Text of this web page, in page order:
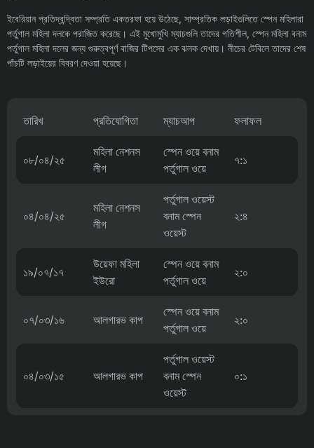
ইবেরিয়ান প্রতিদ্বন্দ্বিতা সম্প্রতি একতরফা হয়ে উঠেছে, সাম্প্রতিক লড়াইগুলিতে স্পেন মহিলারা
পর্তুগাল মহিলা দলকে পরাজিত করেছে। এই মুখোমুখি ম্যাচগুলি তাদের গতিশীল, স্পেন মহিলা বনাম
পর্তুগাল মহিলা দলের জন্য গুরুত্বপূর্ণ বাজির টিপসের এক ঝলক দেখায়। নীচের টেবিলে তাদের শেষ
পাঁচটি লড়াইয়ের বিবরণ দেওয়া হয়েছে।
তারিখ প্রতিযোগিতা ম্যাচআপ ফলাফল
০৮/০৪/২৫
মহিলা নেশনস
লীগ
স্পেন ওয়ে বনাম
পর্তুগাল ওয়ে
৭:১
০৪/০৪/২৫
মহিলা নেশনস
লীগ
পর্তুগাল ওয়েস্ট
বনাম স্পেন
ওয়েস্ট
২:৪
১৯/০৭/১৭
উয়েফা মহিলা
ইউরো
স্পেন ওয়ে বনাম
পর্তুগাল ওয়ে
২:০
০৭/০৩/১৬ আলগারভ কাপ
স্পেন ওয়ে বনাম
পর্তুগাল ওয়ে
২:০
০৪/০৩/১৫ আলগারভ কাপ
পর্তুগাল ওয়েস্ট
বনাম স্পেন
ওয়েস্ট
০:১